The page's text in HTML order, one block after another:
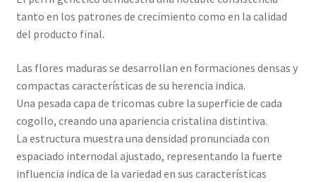
tanto en los patrones de crecimiento como en la calidad
del producto final.
Las flores maduras se desarrollan en formaciones densas y
compactas características de su herencia indica.
Una pesada capa de tricomas cubre la superficie de cada
cogollo, creando una apariencia cristalina distintiva.
La estructura muestra una densidad pronunciada con
espaciado internodal ajustado, representando la fuerte
influencia indica de la variedad en sus características